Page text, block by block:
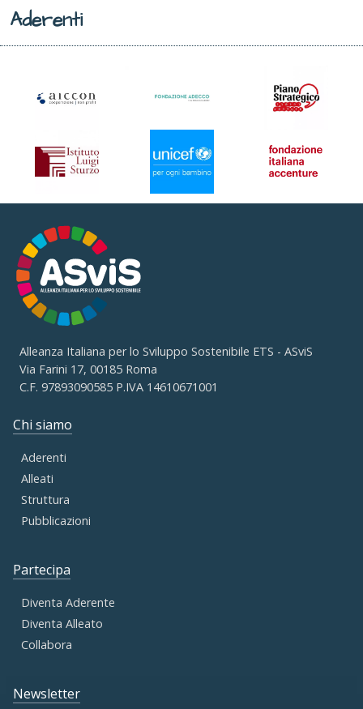
Aderenti
Alleanza Italiana per lo Sviluppo Sostenibile ETS - ASviS
Via Farini 17, 00185 Roma
C.F. 97893090585 P.IVA 14610671001
Chi siamo
Aderenti
Alleati
Struttura
Pubblicazioni
Partecipa
Diventa Aderente
Diventa Alleato
Collabora
Newsletter